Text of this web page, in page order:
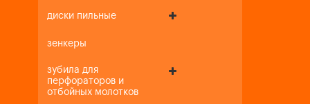
диски пильные
зенкеры
зубила для
перфораторов и
отбойных молотков